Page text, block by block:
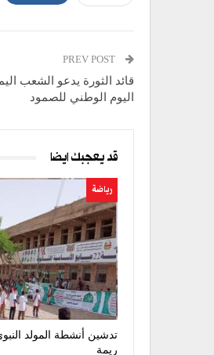
قائد الثورة يدعو الشعب
اليوم الوطني للصمود
قد يعجبك ايضا
رياضة
تدشين أنشطة المولد
ريمة